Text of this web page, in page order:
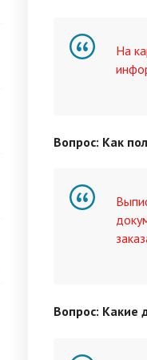
На
Вопрос: Как
Вопрос: Какие